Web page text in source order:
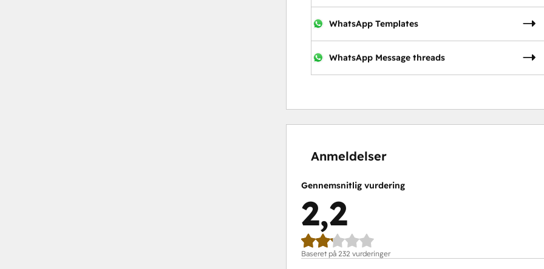
WhatsApp Templates
WhatsApp Message threads
Anmeldelser
Gennemsnitlig vurdering
2,2
Baseret på 232 vurderinger